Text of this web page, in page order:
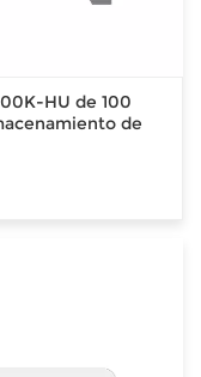
HU de 100
de